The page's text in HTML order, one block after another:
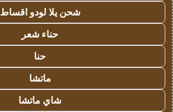
شحن يلا لودو اقساط
حناء شعر
حنا
ماتشا
شاي ماتشا